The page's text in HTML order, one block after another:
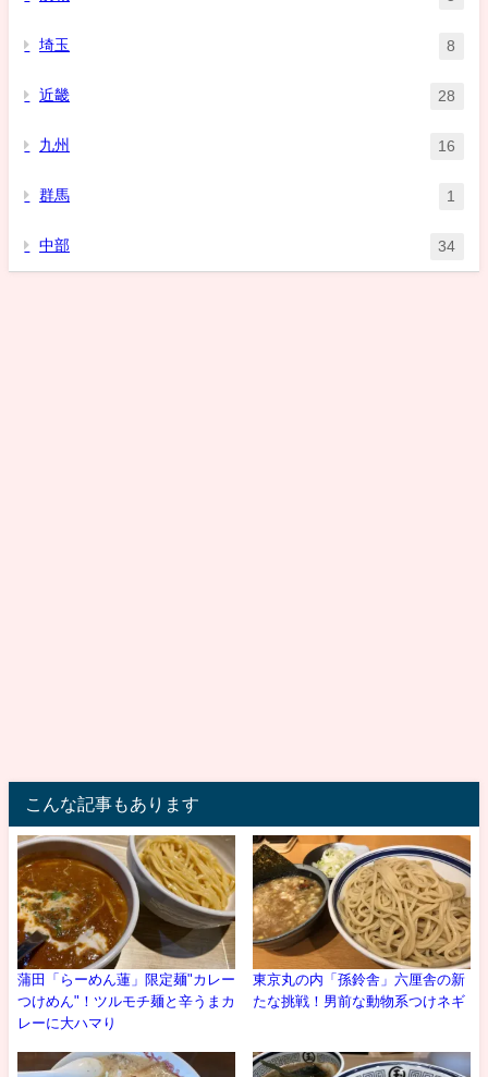
埼玉 8
近畿 28
九州 16
群馬 1
中部 34
こんな記事もあります
蒲田「らーめん蓮」限定麺"カレー
つけめん"！ツルモチ麺と辛うまカ
レーに大ハマり
東京丸の内「孫鈴舎」六厘舎の新
たな挑戦！男前な動物系つけネギ